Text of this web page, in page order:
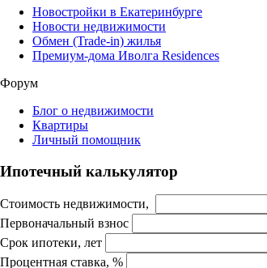
Новостройки в Екатеринбурге
Новости недвижимости
Обмен (Trade-in) жилья
Премиум-дома Иволга Residences
Форум
Блог о недвижимости
Квартиры
Личный помощник
Ипотечный калькулятор
Стоимость недвижимости,
Первоначальный взнос
Срок ипотеки, лет
Процентная ставка, %